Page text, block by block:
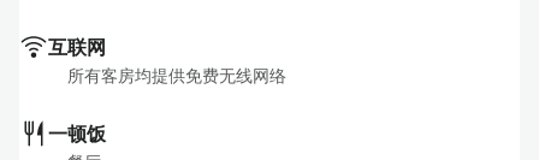
互联网
所有客房均提供免费无线网络
一顿饭